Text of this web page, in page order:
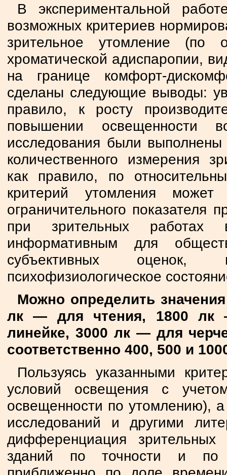
В экспериментальной
возможных критериев
зрительное утомление (по
хроматической адиспаропии,
на границе комфорт-
сделаны следующие выводы:
правило, к росту
повышении освещенности
исследования были
количественного измерения
как правило, по
критерий утомления
ограничительного показателя
при зрительных работах
информативным для
субъективных оценок,
психофизиологическое
Можно определить
лк — для чтения, 1800 лк
линейке, 3000 лк — для
соответственно 400, 500 и
Пользуясь указанными
условий освещения с
освещенности по утомлению),
исследований и другими
дифференциация
зданий по точности и по